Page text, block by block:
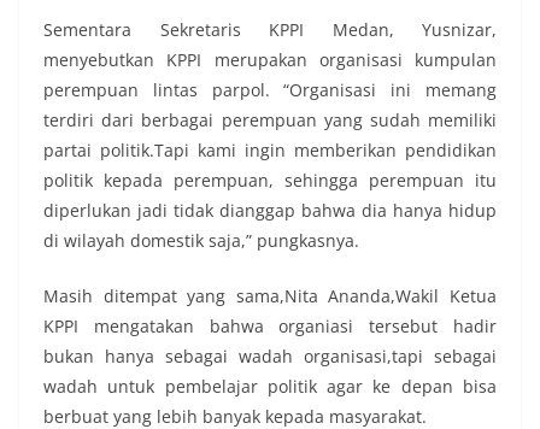
Sementara Sekretaris KPPI Medan, Yusnizar,
menyebutkan KPPI merupakan organisasi kumpulan
perempuan lintas parpol. “Organisasi ini memang
terdiri dari berbagai perempuan yang sudah memiliki
partai politik.Tapi kami ingin memberikan pendidikan
politik kepada perempuan, sehingga perempuan itu
diperlukan jadi tidak dianggap bahwa dia hanya hidup
di wilayah domestik saja,” pungkasnya.
Masih ditempat yang sama,Nita Ananda,Wakil Ketua
KPPI mengatakan bahwa organiasi tersebut hadir
bukan hanya sebagai wadah organisasi,tapi sebagai
wadah untuk pembelajar politik agar ke depan bisa
berbuat yang lebih banyak kepada masyarakat.